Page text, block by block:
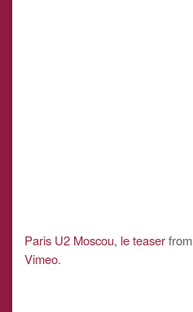
Paris U2 Moscou, le teaserfrom
Vimeo.